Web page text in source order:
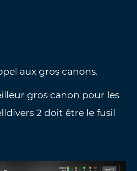
aux gros canons.
gros canon pour les
2 doit être le fusil